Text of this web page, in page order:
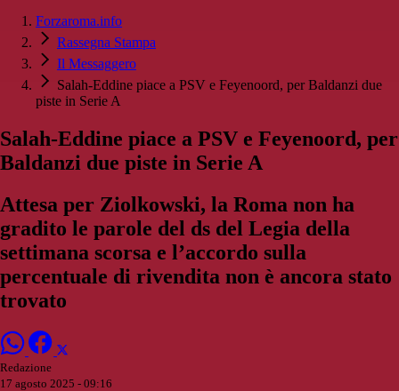
Forzaroma.info
Rassegna Stampa
Il Messaggero
Salah-Eddine piace a PSV e Feyenoord, per Baldanzi due
piste in Serie A
Salah-Eddine piace a PSV e Feyenoord, per
Baldanzi due piste in Serie A
Attesa per Ziolkowski, la Roma non ha
gradito le parole del ds del Legia della
settimana scorsa e l’accordo sulla
percentuale di rivendita non è ancora stato
trovato
Redazione
17 agosto 2025 - 09:16